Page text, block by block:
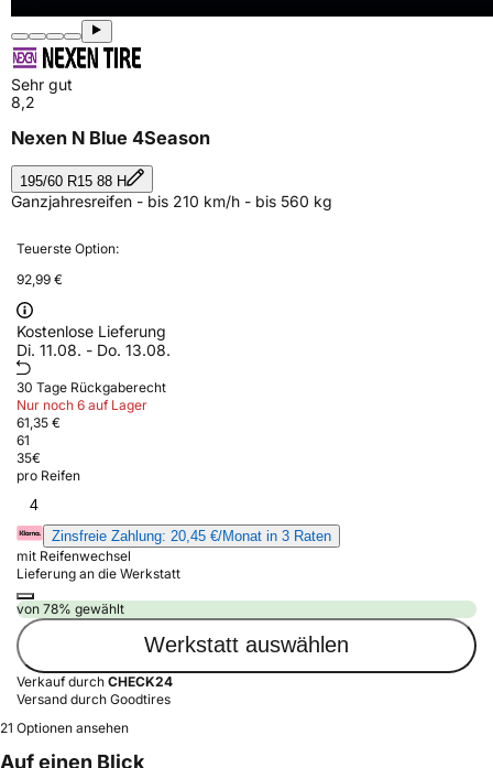
Sehr gut
8,2
Nexen N Blue 4Season
195/60 R15 88 H
Ganzjahresreifen - bis 210 km/h - bis 560 kg
Teuerste Option:
92,99 €
Kostenlose Lieferung
Di. 11.08. - Do. 13.08.
30 Tage Rückgaberecht
Nur noch 6 auf Lager
61,35 €
61
35€
pro Reifen
4
Zinsfreie Zahlung: 20,45 €/Monat in 3 Raten
mit Reifenwechsel
Lieferung an die Werkstatt
von 78% gewählt
Werkstatt auswählen
Verkauf durch CHECK24
Versand durch Goodtires
21 Optionen ansehen
Auf einen Blick